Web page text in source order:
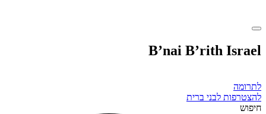
B’nai B’rith Israel
לתרומה
להצטרפות לבני ברית
חיפוש